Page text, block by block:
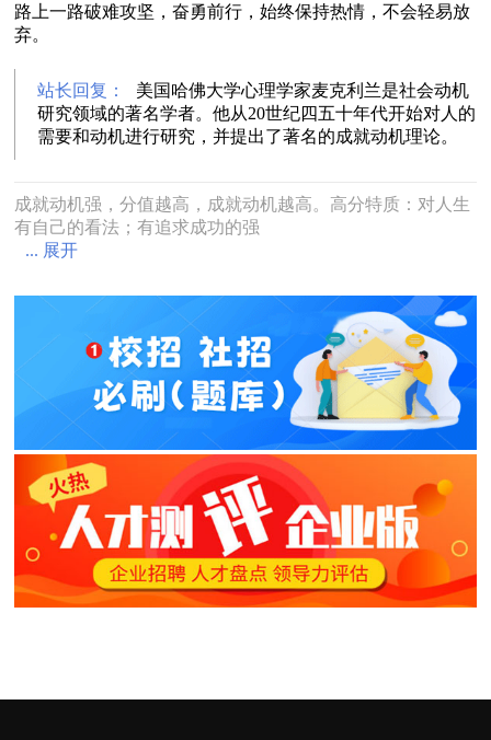
路上一路破难攻坚，奋勇前行，始终保持热情，不会轻易放
弃。
站长回复：
美国哈佛大学心理学家麦克利兰是社会动机
研究领域的著名学者。他从20世纪四五十年代开始对人的
需要和动机进行研究，并提出了著名的成就动机理论。
成就动机强，分值越高，成就动机越高。高分特质：对人生
有自己的看法；有追求成功的强
... 展开